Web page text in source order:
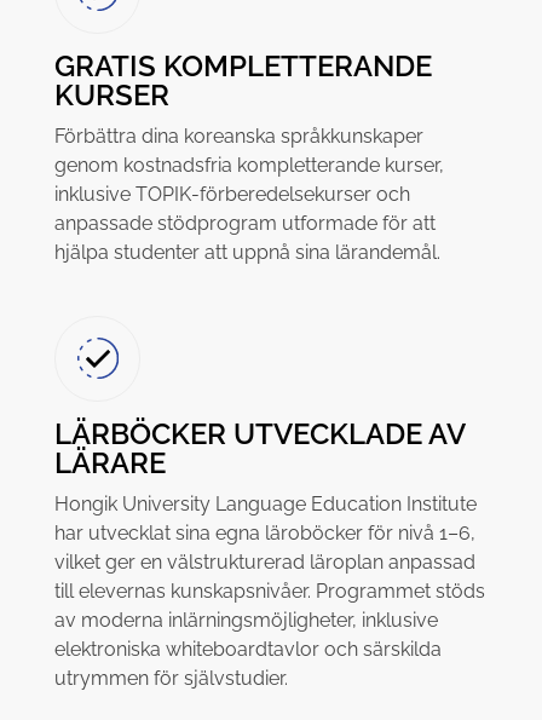
GRATIS KOMPLETTERANDE
KURSER
Förbättra dina koreanska språkkunskaper
genom kostnadsfria kompletterande kurser,
inklusive TOPIK-förberedelsekurser och
anpassade stödprogram utformade för att
hjälpa studenter att uppnå sina lärandemål.
LÄRBÖCKER UTVECKLADE AV
LÄRARE
Hongik University Language Education Institute
har utvecklat sina egna läroböcker för nivå 1–6,
vilket ger en välstrukturerad läroplan anpassad
till elevernas kunskapsnivåer. Programmet stöds
av moderna inlärningsmöjligheter, inklusive
elektroniska whiteboardtavlor och särskilda
utrymmen för självstudier.